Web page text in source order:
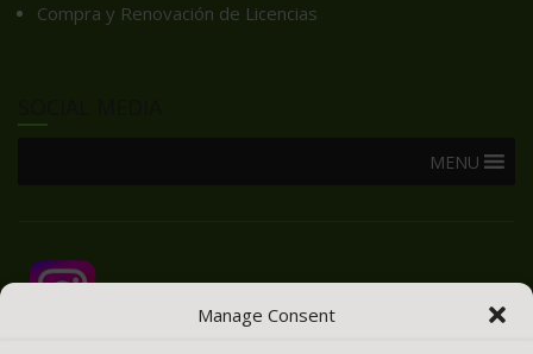
Manage Consent
Compra y Renovación de Licencias
MENU